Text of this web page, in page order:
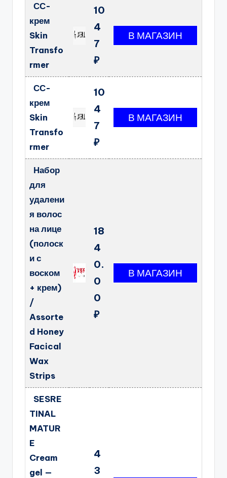
СС-
крем
Skin
Transfo
rmer
10
4
7
₽
СС-
крем
Skin
Transfo
rmer
10
4
7
₽
Набор
для
удалени
я волос
на лице
(полоск
и с
воском
+ крем)
/
Assorte
d Honey
Facical
Wax
Strips
18
4
0.
0
0
₽
SESRE
TINAL
MATUR
E
Cream
gel —
4
3